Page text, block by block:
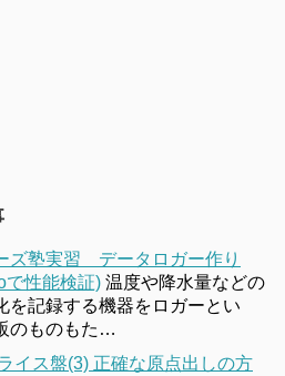
ズ塾実習 データロガー作り
で性能検証) 温度や降水量などの
を記録する機器をロガーとい
のものもた…
イス盤(3) 正確な原点出しの方